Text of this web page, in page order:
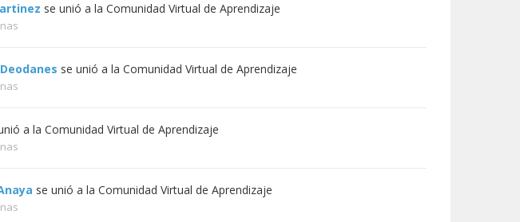
se unió a la Comunidad Virtual de Aprendizaje
se unió a la Comunidad Virtual de Aprendizaje
a la Comunidad Virtual de Aprendizaje
se unió a la Comunidad Virtual de Aprendizaje